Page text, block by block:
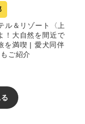
ル＆リゾート〈上
！大自然を間近で
を満喫 | 愛犬同伴
ご紹介